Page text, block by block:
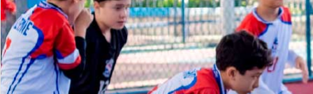
NOSSOCANAL